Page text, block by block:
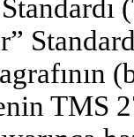
TMS